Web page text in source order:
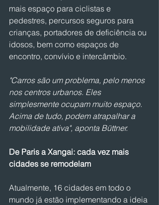
mais espaço para ciclistas e
pedestres, percursos seguros para
crianças, portadores de deficiência ou
idosos, bem como espaços de
encontro, convívio e intercâmbio.
"Carros são um problema, pelo menos
nos centros urbanos. Eles
simplesmente ocupam muito espaço.
Acima de tudo, podem atrapalhar a
mobilidade ativa", aponta Büttner.
De Paris a Xangai: cada vez mais
cidades se remodelam
Atualmente, 16 cidades em todo o
mundo já estão implementando a ideia